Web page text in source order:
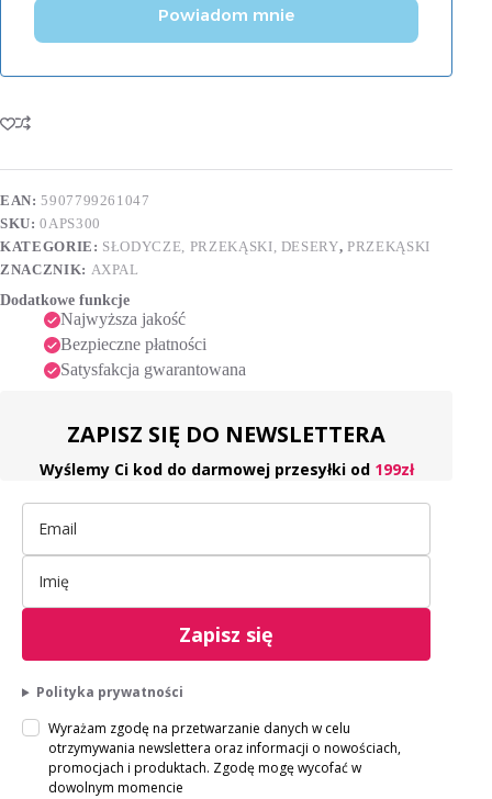
Powiadom mnie
EAN:5907799261047
SKU:0APS300
KATEGORIE: SŁODYCZE, PRZEKĄSKI, DESERY,PRZEKĄSKI
ZNACZNIK: AXPAL
Dodatkowe funkcje
Najwyższa jakość
Bezpieczne płatności
Satysfakcja gwarantowana
ZAPISZ SIĘ DO NEWSLETTERA
Wyślemy Ci kod do darmowej przesyłki od 199zł
Zapisz się
Polityka prywatności
Wyrażam zgodę na przetwarzanie danych w celu
otrzymywania newslettera oraz informacji o nowościach,
promocjach i produktach. Zgodę mogę wycofać w
dowolnym momencie